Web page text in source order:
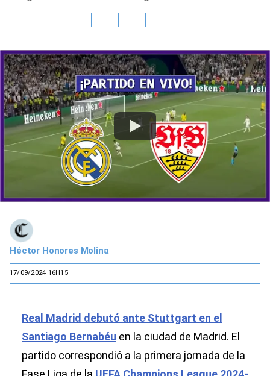
Héctor Honores Molina
17/09/2024 16H15
Real Madrid debutó ante Stuttgart en el
Santiago Bernabéu en la ciudad de Madrid. El
partido correspondió a la primera jornada de la